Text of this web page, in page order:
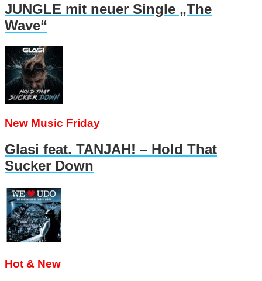
JUNGLE mit neuer Single „The
Wave“
New Music Friday
Glasi feat. TANJAH! – Hold That
Sucker Down
Hot & New